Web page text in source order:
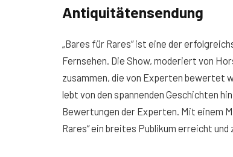
Antiquitätensendung
„Bares für Rares“ ist eine der
Fernsehen. Die Show, moderiert von
zusammen, die von Experten bewertet
lebt von den spannenden Geschichten
Bewertungen der Experten. Mit einem
Rares“ ein breites Publikum erreicht und